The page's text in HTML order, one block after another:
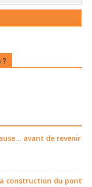
?
avant de revenir
construction du pont